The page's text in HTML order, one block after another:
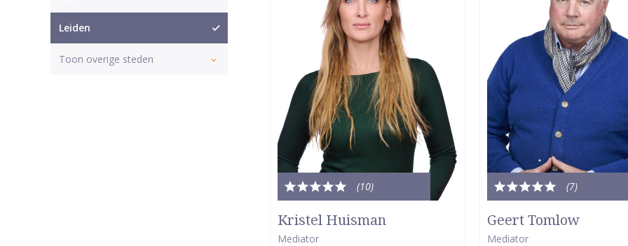
(10)
Totale
waardering:
5
Kristel Huisman
Mediator
(7)
Totale
waardering:
5
Geert Tomlow
Mediator
Leiden
Toon overige steden